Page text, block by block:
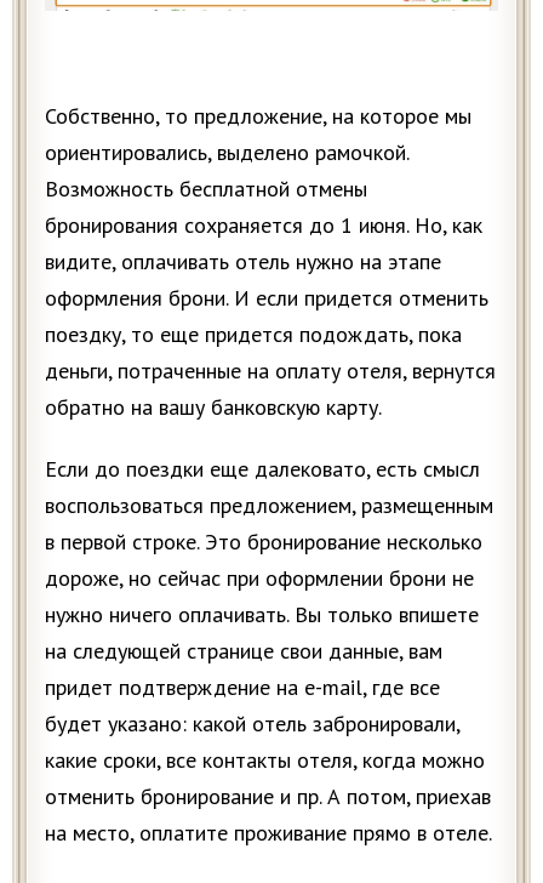
Собственно, то предложение, на которое мы
ориентировались, выделено рамочкой.
Возможность бесплатной отмены
бронирования сохраняется до 1 июня. Но, как
видите, оплачивать отель нужно на этапе
оформления брони. И если придется отменить
поездку, то еще придется подождать, пока
деньги, потраченные на оплату отеля, вернутся
обратно на вашу банковскую карту.
Если до поездки еще далековато, есть смысл
воспользоваться предложением, размещенным
в первой строке. Это бронирование несколько
дороже, но сейчас при оформлении брони не
нужно ничего оплачивать. Вы только впишете
на следующей странице свои данные, вам
придет подтверждение на e-mail, где все
будет указано: какой отель забронировали,
какие сроки, все контакты отеля, когда можно
отменить бронирование и пр. А потом, приехав
на место, оплатите проживание прямо в отеле.